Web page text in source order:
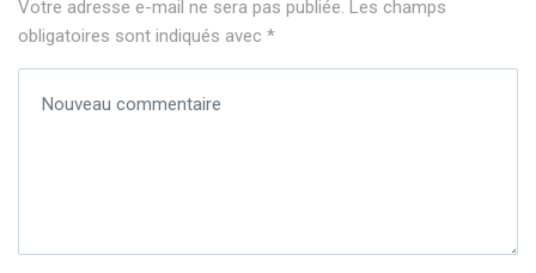
Votre adresse e-mail ne sera pas publiée. Les champs
obligatoires sont indiqués avec *